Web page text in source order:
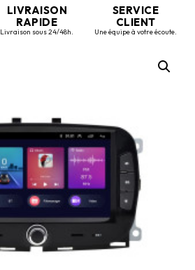
LIVRAISON
RAPIDE
Livraison sous 24/48h.
SERVICE
CLIENT
Une équipe à votre écoute.